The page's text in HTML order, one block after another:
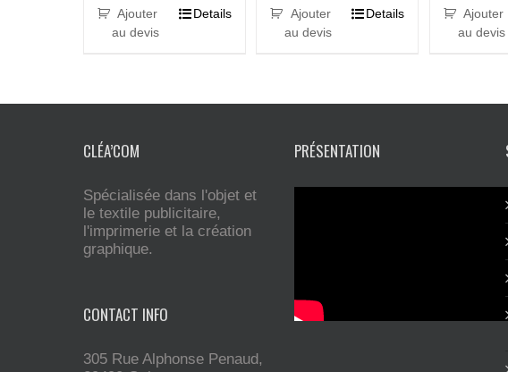
Ajouter
au devis
Details
Ajouter
au devis
Details
Ajouter
au devis
CLÉA’COM
Spécialisée dans l'objet et
le textile publicitaire,
l'imprimerie et la création
graphique.
CONTACT INFO
305 Rue Alphonse Penaud,
PRÉSENTATION